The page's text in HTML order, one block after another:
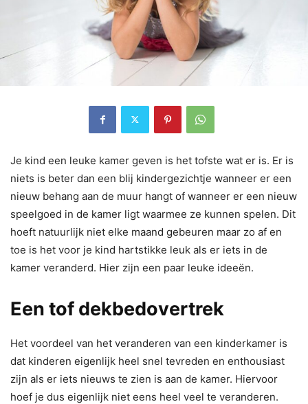
Je kind een leuke kamer geven is het tofste wat er is. Er is
niets is beter dan een blij kindergezichtje wanneer er een
nieuw behang aan de muur hangt of wanneer er een nieuw
speelgoed in de kamer ligt waarmee ze kunnen spelen. Dit
hoeft natuurlijk niet elke maand gebeuren maar zo af en
toe is het voor je kind hartstikke leuk als er iets in de
kamer veranderd. Hier zijn een paar leuke ideeën.
Een tof dekbedovertrek
Het voordeel van het veranderen van een kinderkamer is
dat kinderen eigenlijk heel snel tevreden en enthousiast
zijn als er iets nieuws te zien is aan de kamer. Hiervoor
hoef je dus eigenlijk niet eens heel veel te veranderen.